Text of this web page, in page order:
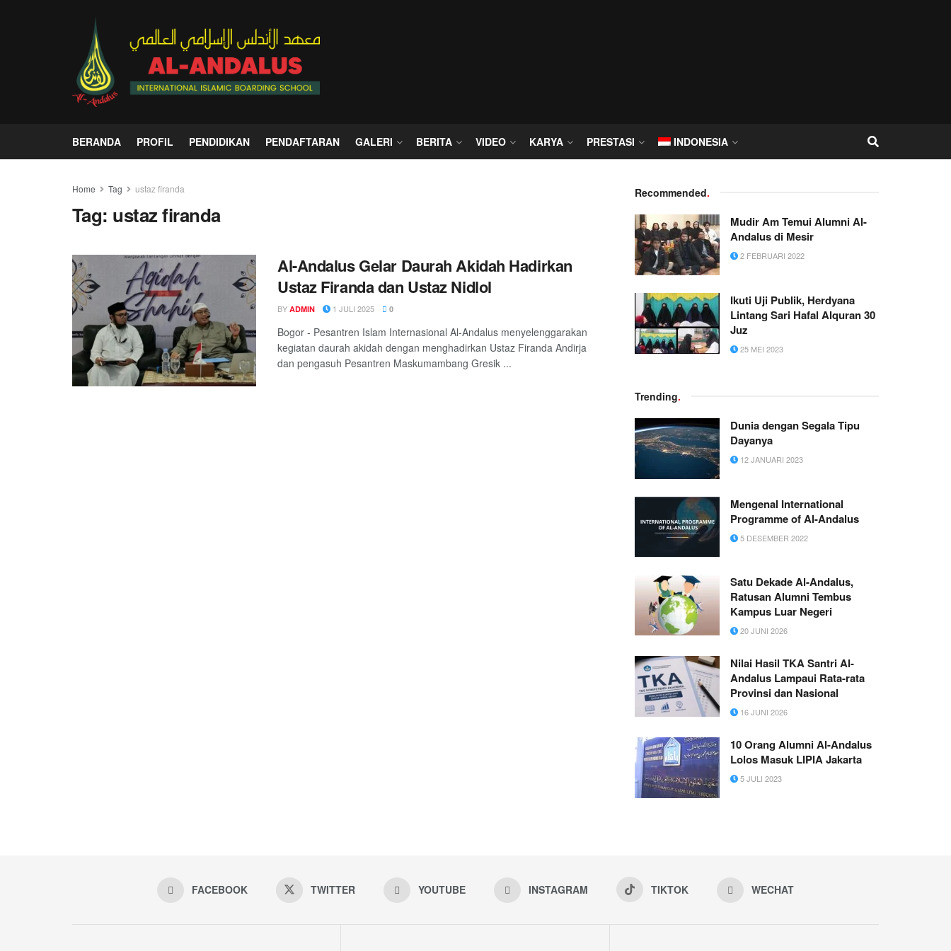
BERANDA PROFIL PENDIDIKAN PENDAFTARAN GALERI BERITA VIDEO KARYA PRESTASI INDONESIA
Home Tag ustaz firanda
Tag: ustaz firanda
Al-Andalus Gelar Daurah Akidah Hadirkan
Ustaz Firanda dan Ustaz Nidlol
BY ADMIN 1 JULI 2025 0
Bogor - Pesantren Islam Internasional Al-Andalus menyelenggarakan
kegiatan daurah akidah dengan menghadirkan Ustaz Firanda Andirja
dan pengasuh Pesantren Maskumambang Gresik ...
Recommended.
Mudir Am Temui Alumni Al-
Andalus di Mesir
2 FEBRUARI 2022
Ikuti Uji Publik, Herdyana
Lintang Sari Hafal Alquran 30
Juz
25 MEI 2023
Trending.
Dunia dengan Segala Tipu
Dayanya
12 JANUARI 2023
Mengenal International
Programme of Al-Andalus
5 DESEMBER 2022
Satu Dekade Al-Andalus,
Ratusan Alumni Tembus
Kampus Luar Negeri
20 JUNI 2026
Nilai Hasil TKA Santri Al-
Andalus Lampaui Rata-rata
Provinsi dan Nasional
16 JUNI 2026
10 Orang Alumni Al-Andalus
Lolos Masuk LIPIA Jakarta
5 JULI 2023
FACEBOOK TWITTER YOUTUBE INSTAGRAM TIKTOK WECHAT